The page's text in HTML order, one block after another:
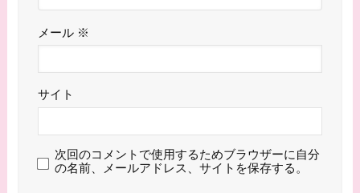
メール ※
サイト
次回のコメントで使用するためブラウザーに自分
の名前、メールアドレス、サイトを保存する。